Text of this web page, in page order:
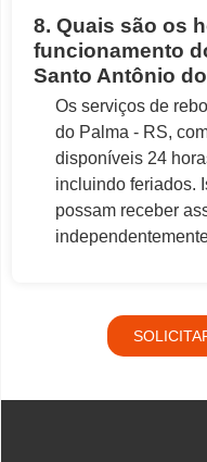
8. Quais são os
funcionamento
Santo Antônio
Os serviços de
do Palma - RS,
disponíveis 24
incluindo feriados.
possam receber